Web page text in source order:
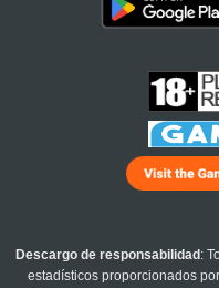
Descargo de responsabilidad :
estadísticos proporcionados por